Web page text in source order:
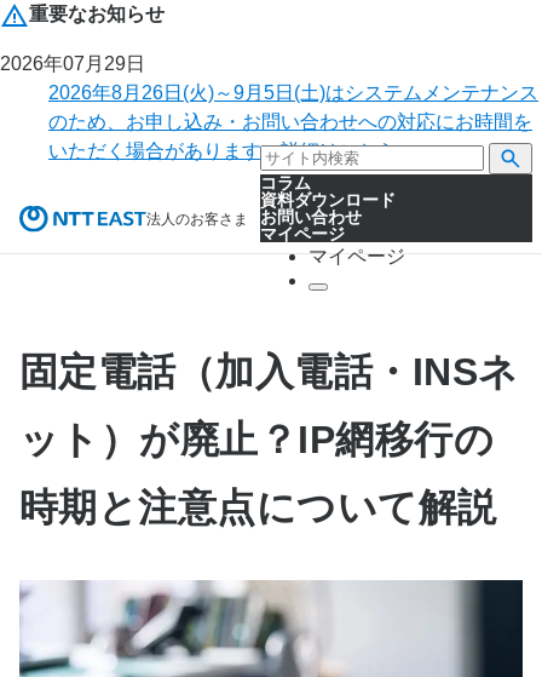
重要なお知らせ
2026年07月29日
2026年8月26日(火)～9月5日(土)はシステムメンテナンス
のため、お申し込み・お問い合わせへの対応にお時間を
いただく場合があります。詳細はこちら。
法人のお客さま
コラム
資料ダウンロード
お問い合わせ
マイページ
マイページ
固定電話（加入電話・INSネ
ット）が廃止？IP網移行の
時期と注意点について解説